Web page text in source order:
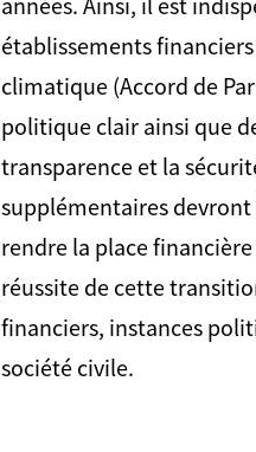
établissements
climatique (Accord de
politique clair ainsi que
transparence et la
supplémentaires devront
rendre la place
réussite de cette
financiers, instances
société civile.